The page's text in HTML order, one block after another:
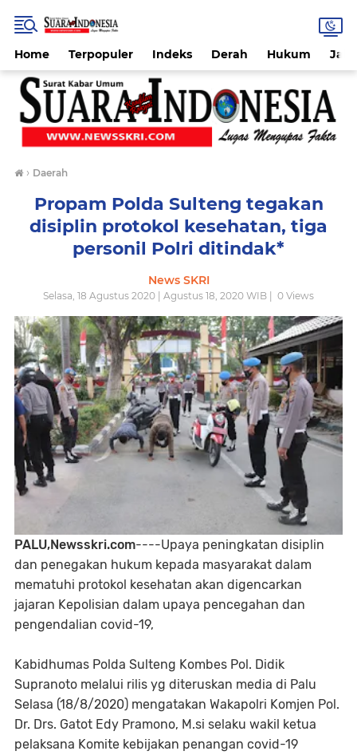
Home Terpopuler Indeks Derah Hukum
› Daerah
Propam Polda Sulteng tegakan
disiplin protokol kesehatan, tiga
personil Polri ditindak*
News SKRI
Selasa, 18 Agustus 2020 | Agustus 18, 2020 WIB | 0 Views
PALU,Newsskri.com----Upaya peningkatan disiplin
dan penegakan hukum kepada masyarakat dalam
mematuhi protokol kesehatan akan digencarkan
jajaran Kepolisian dalam upaya pencegahan dan
pengendalian covid-19,
Kabidhumas Polda Sulteng Kombes Pol. Didik
Supranoto melalui rilis yg diteruskan media di Palu
Selasa (18/8/2020) mengatakan Wakapolri Komjen Pol.
Dr. Drs. Gatot Edy Pramono, M.si selaku wakil ketua
pelaksana Komite kebijakan penangan covid-19